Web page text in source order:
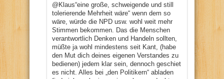
@Klaus“eine große, schweigende und still
tolerierende Mehrheit wäre“ wenn dem so
wäre, würde die NPD usw. wohl weit mehr
Stimmen bekommen. Das die Menschen
verantwortlich Denken und Handeln sollten,
müßte ja wohl mindestens seit Kant, (habe
den Mut dich deines eigenen Verstandes zu
bedienen) jedem klar sein, dennoch geschiet
es nicht. Alles bei „den Politikern“ abladen